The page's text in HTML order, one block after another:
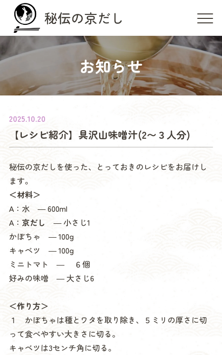
お知らせ
2025.10.20
【レシピ紹介】具沢山味噌汁(2〜３人分)
秘伝の京だしを使った、とっておきのレシピをお届けし
ます。
＜材料＞
A：水 ― 600ml
A： 京だし ― 小さじ1
かぼちゃ ― 100g
キャベツ ― 100g
ミニトマト ― ６個
好みの味噌 ― 大さじ6
＜作り方＞
１ かぼちゃは種とワタを取り除き、５ミリの厚さに切
って食べやすい大きさに切る。
キャベツは3センチ角に切る。